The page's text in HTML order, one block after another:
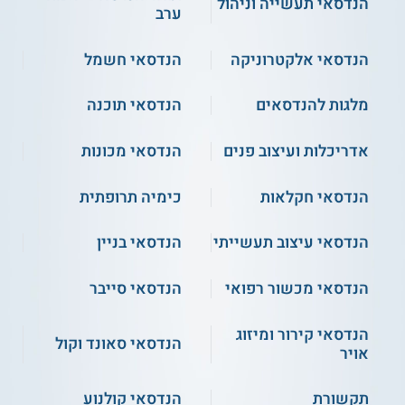
גמר בהנחייה.
נושאי הלימוד
רובוטיקה.
בקרת איכות.
תורת החומרים.
גרפיקה הנדסית.
תוכנת Solidworks.
חשמל ואלקטרוניקה.
ועוד.
ערב
הנדסאי אלקטרוניקה
הנדסאי חשמל
מלגות להנדסאים
הנדסאי תוכנה
אדריכלות ועיצוב פנים
הנדסאי מכונות
הנדסאי חקלאות
כימיה תרופתית
הנדסאי עיצוב תעשייתי
הנדסאי בניין
הנדסאי מכשור רפואי
הנדסאי סייבר
הנדסאי קירור ומיזוג
אויר
הנדסאי סאונד וקול
תקשורת
הנדסאי קולנוע